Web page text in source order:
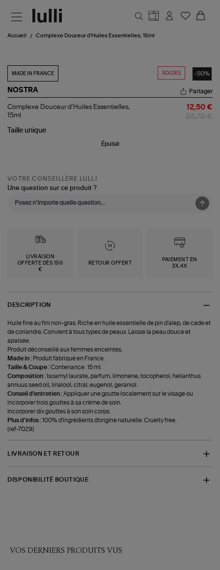
Accueil Complexe Douceur d'Huiles Essentielles, 15ml
SOLDES -50%
MADE IN FRANCE
NOSTRA
Complexe
Douceur
Essentielles,
Partager
Complexe Douceur d'Huiles Essentielles,
15ml
12,50 €
Taille unique
Épuisé
VOTRE CONSEILLÈRE LULLI
Une question sur ce produit ?
LIVRAISON
OFFERTE DÈS 150
€
RETOUR OFFERT
PAIEMENT EN
3X,4X
DESCRIPTION
Huile fine au fini non-gras. Riche en huile essentielle de pin d'alep, de cade et
de coriandre. Convient à tous types de peaux. Laisse la peau douce et
apaisée.
Produit déconseillé aux femmes enceintes.
Made in : Produit fabriqué en France.
Taille & Coupe :Contenance : 15 ml.
Composition : Isoamyl laurate, parfum, limonene, tocopherol, helianthus
annuus seed oil, linalool, citral, eugenol, geraniol.
Conseil d'entretien :Appliquer une goutte localement sur le visage ou
incorporer trois gouttes à sa crème de soin.
Incorporer dix gouttes à son soin corps.
Plus d'infos :100% d'ingrédients d'origine naturelle. Cruelty free.
(ref-7029)
LIVRAISON ET RETOUR
DISPONIBILITÉ BOUTIQUE
VOS DERNIERS PRODUITS VUS